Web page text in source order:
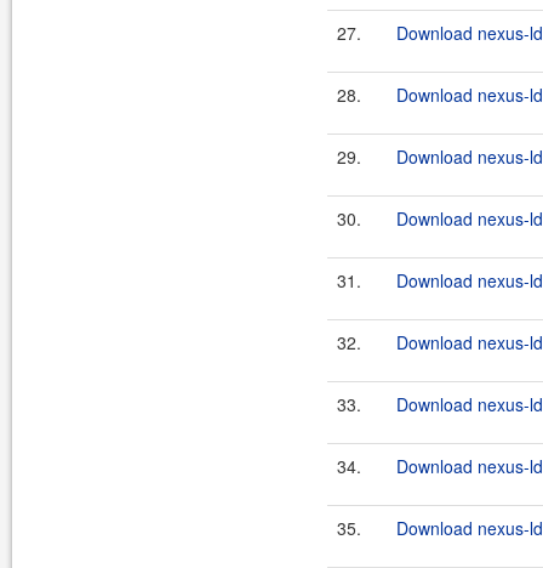
27. Download nexus-
28. Download nexus-
29. Download nexus-
30. Download nexus-
31. Download nexus-
32. Download nexus-
33. Download nexus-
34. Download nexus-
35. Download nexus-